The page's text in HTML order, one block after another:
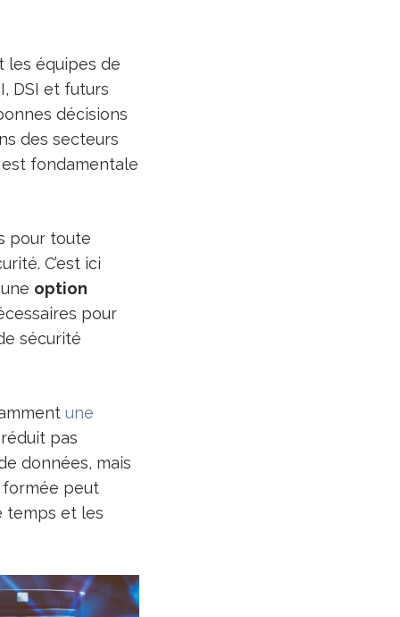
équipes de
DSI et futurs
décisions
des secteurs
est fondamentale
pour toute
C’est ici
option
pour
sécurité
une
pas
données, mais
formée peut
temps et les